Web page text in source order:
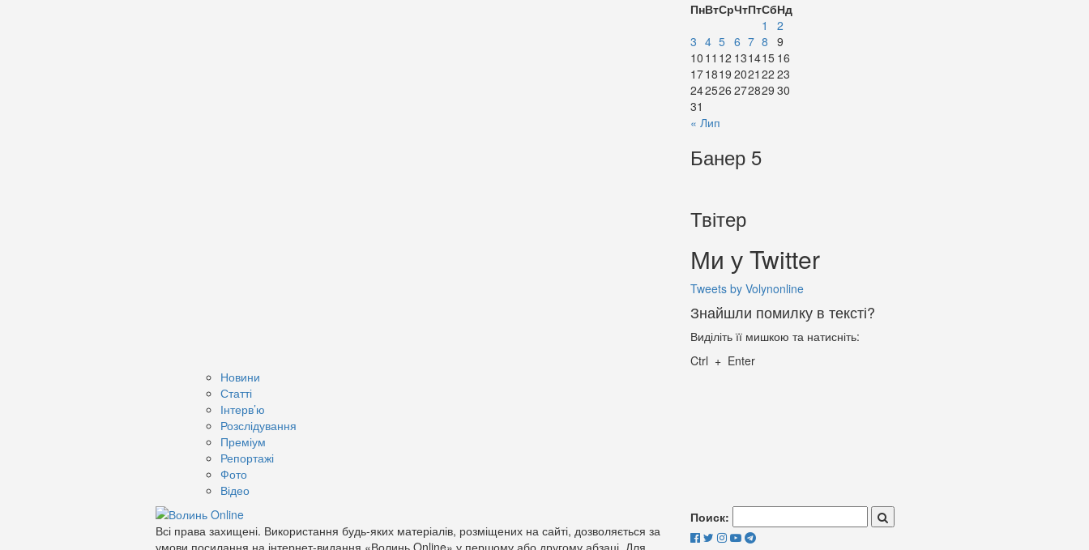
ПнВтСрЧтПтСбНд
1
2
3 4 5 6 7 8 9
10 11 12 131415 16
171819 2021 22 23
242526 272829 30
31
« Лип
Банер 5
Твітер
Ми у Twitter
Tweets by Volynonline
Знайшли помилку в тексті?
Виділіть її мишкою та натисніть:
Ctrl + Enter
Новини
Статті
Інтерв’ю
Розслідування
Преміум
Репортажі
Фото
Відео
Всі права захищені. Використання будь-яких матеріалів, розміщених на сайті, дозволяється за
Поиск: